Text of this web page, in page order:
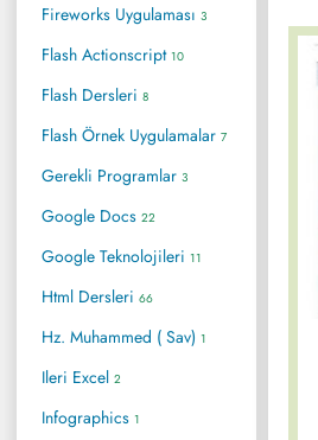
Fireworks Uygulaması 3
Flash Actionscript 10
Flash Dersleri 8
Flash Örnek Uygulamalar 7
Gerekli Programlar 3
Google Docs 22
Google Teknolojileri 11
Html Dersleri 66
Hz. Muhammed ( Sav) 1
Ileri Excel 2
Infographics 1